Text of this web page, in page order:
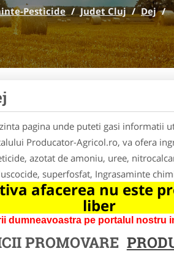
Pesticide / Judet Cluj / Dej /
pagina unde puteti gasi informatii
Producator-Agricol.ro, va ofera
azotat de amoniu, uree,
superfosfat, Ingrasaminte
afacerea nu este
liber
dumneavoastra pe portalul nostru
PROMOVARE